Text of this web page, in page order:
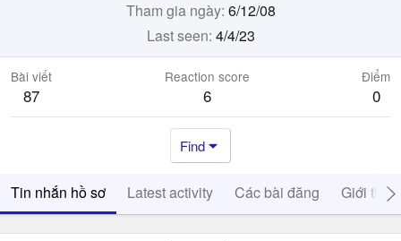
Tham gia ngày 6/12/08
Last seen 4/4/23
Bài viết
87
Reaction score
6
Điểm
0
Find
Tin nhắn hồ sơ Latest activity Các bài đăng Giới thiệu